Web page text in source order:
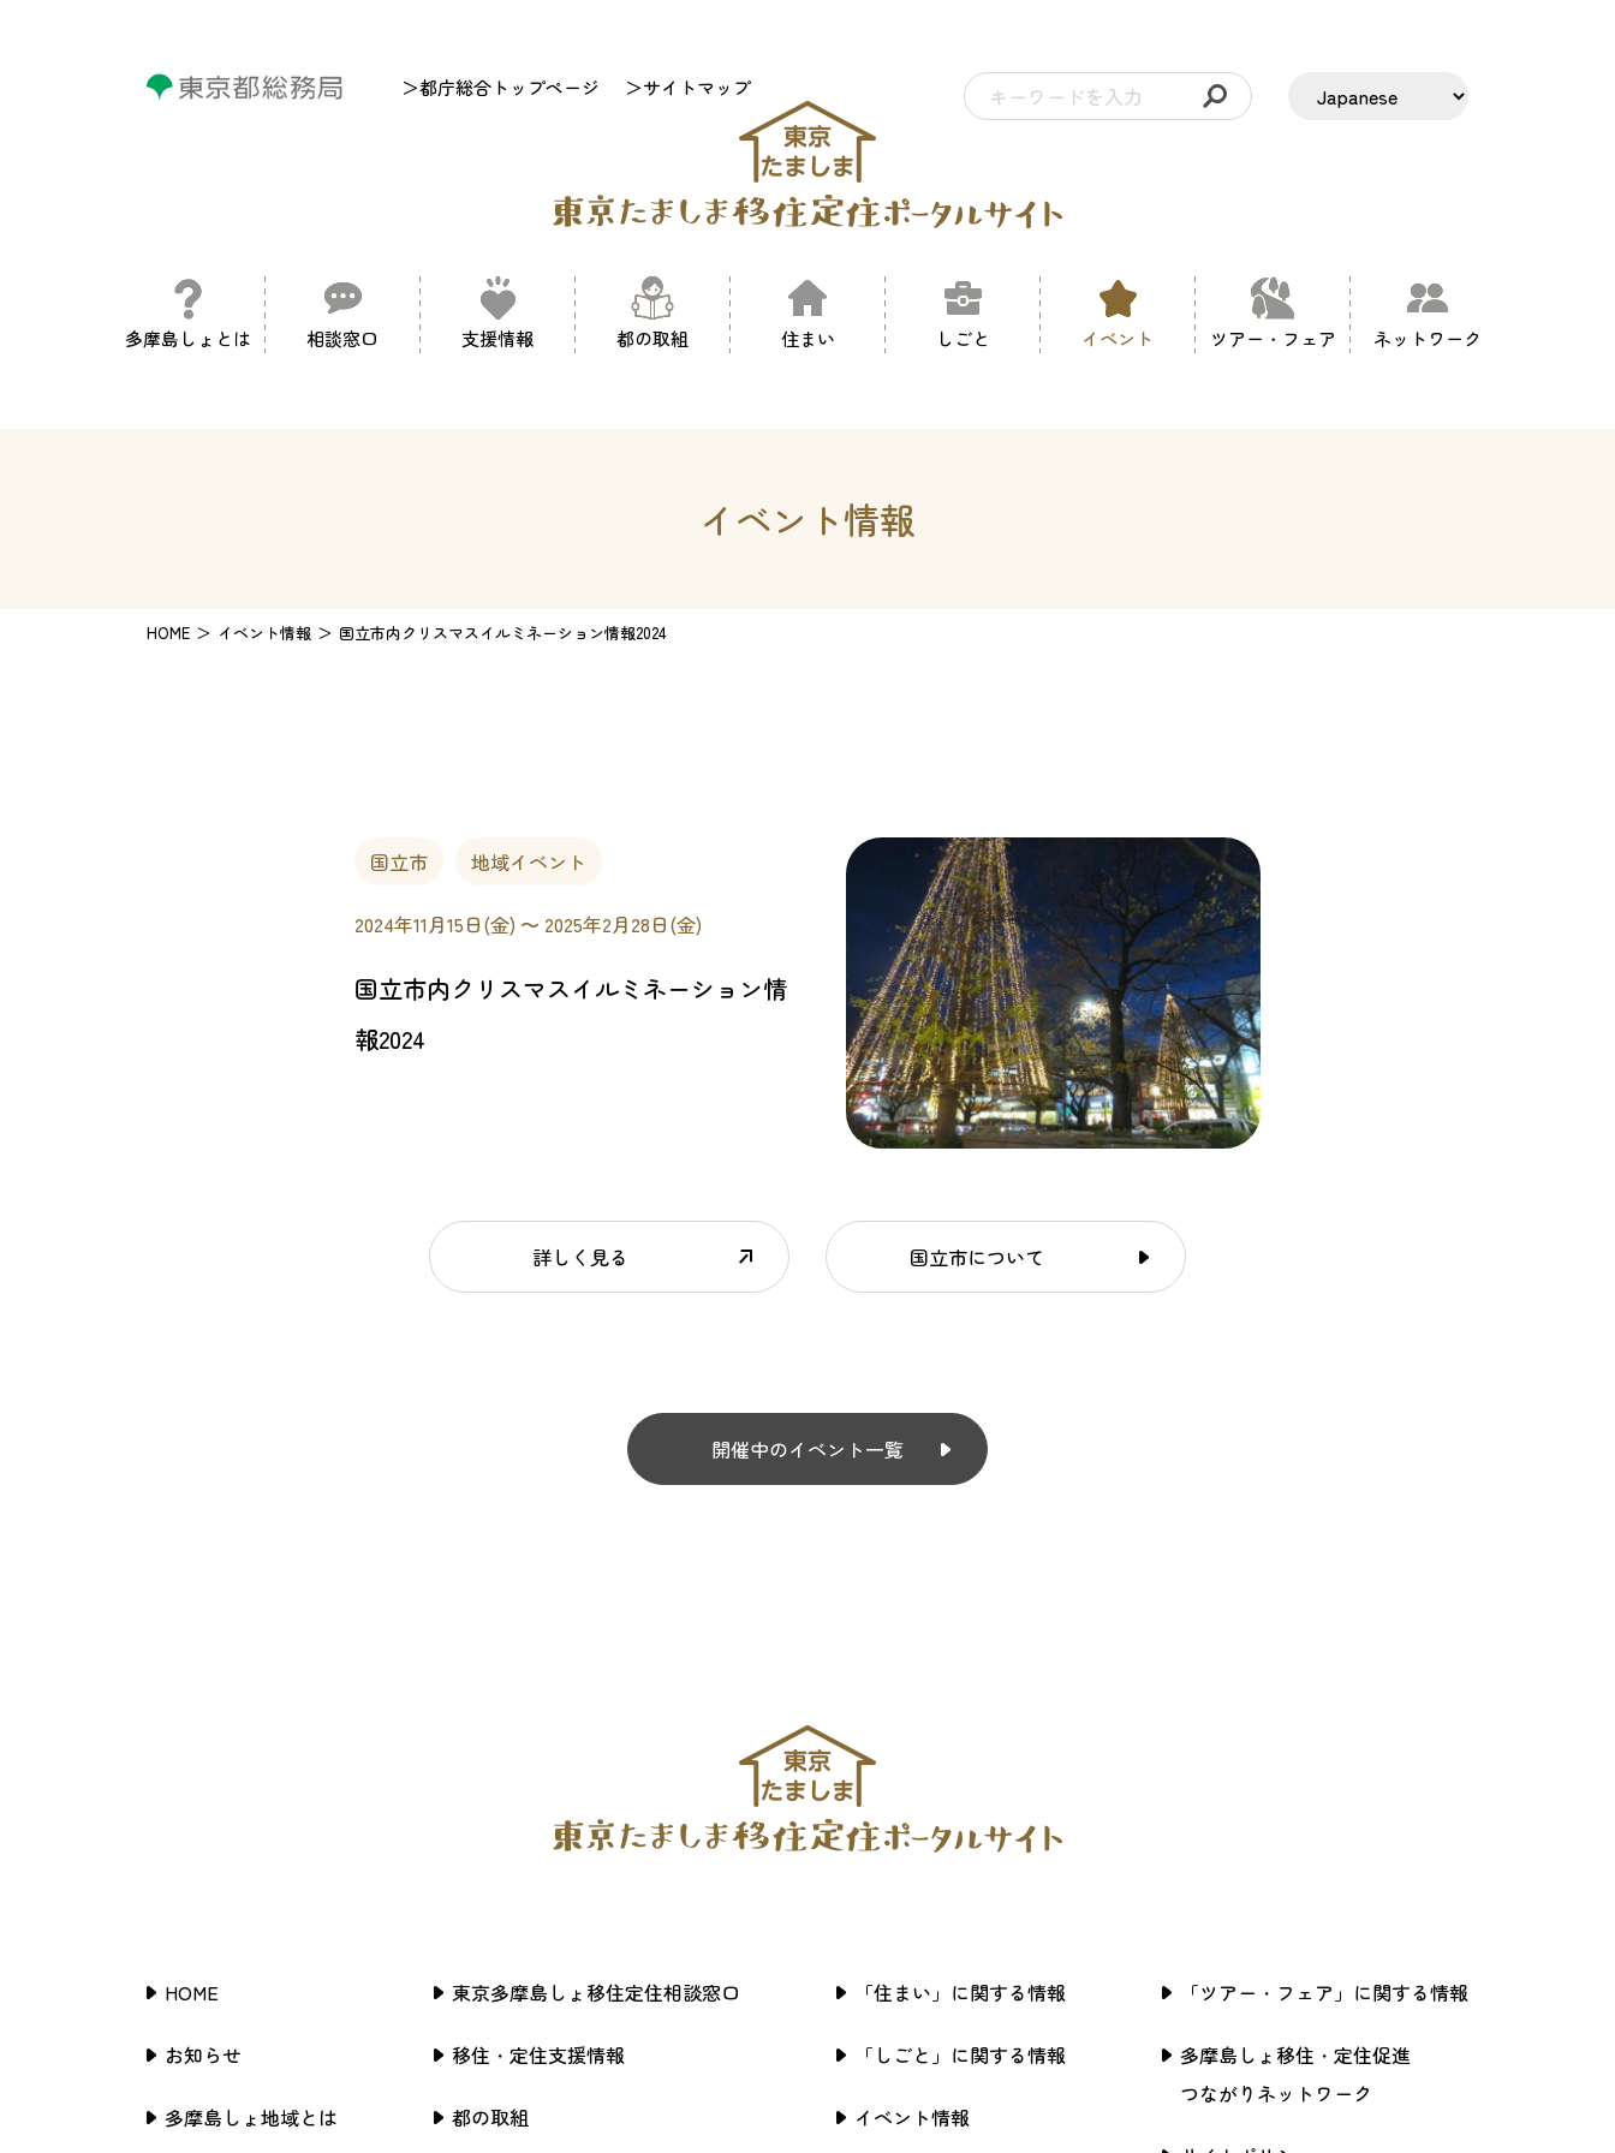
＞都庁総合トップページ ＞サイトマップ
多摩島しょとは 相談窓口 支援情報 都の取組 住まい しごと イベント ツアー・フェア ネットワーク
イベント情報
HOME イベント情報 国立市内クリスマスイルミネーション情報2024
国立市 地域イベント
2024年11月15日(金) 〜 2025年2月28日(金)
国立市内クリスマスイルミネーション情
報2024
詳しく見る 国立市について
開催中のイベント一覧
HOME
お知らせ
多摩島しょ地域とは
東京多摩島しょ移住定住相談窓口
移住・定住支援情報
都の取組
「住まい」に関する情報
「しごと」に関する情報
イベント情報
「ツアー・フェア」に関する情報
多摩島しょ移住・定住促進
つながりネットワーク